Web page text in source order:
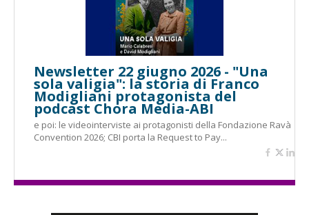
Newsletter 22 giugno 2026 - "Una
sola valigia": la storia di Franco
Modigliani protagonista del
podcast Chora Media-ABI
e poi: le videointerviste ai protagonisti della Fondazione Ravà
Convention 2026; CBI porta la Request to Pay...